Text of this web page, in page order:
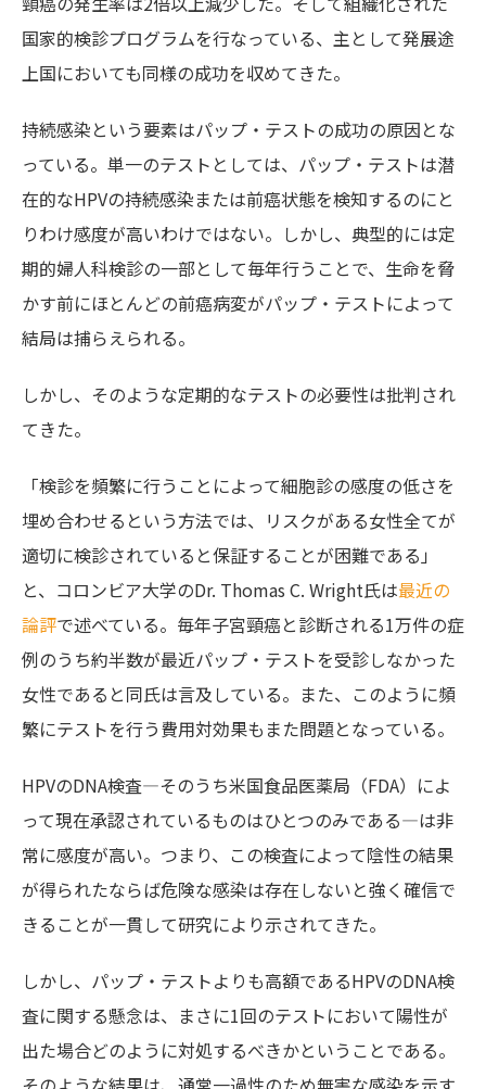
国家的検診プログラムを行なっている、主として発展途
上国においても同様の成功を収めてきた。
持続感染という要素はパップ・テストの成功の原因とな
っている。単一のテストとしては、パップ・テストは潜
在的なHPVの持続感染または前癌状態を検知するのにと
りわけ感度が高いわけではない。しかし、典型的には定
期的婦人科検診の一部として毎年行うことで、生命を脅
かす前にほとんどの前癌病変がパップ・テストによって
結局は捕らえられる。
しかし、そのような定期的なテストの必要性は批判され
てきた。
「検診を頻繁に行うことによって細胞診の感度の低さを
埋め合わせるという方法では、リスクがある女性全てが
適切に検診されていると保証することが困難である」
と、コロンビア大学のDr. Thomas C. Wright氏は最近の
論評で述べている。毎年子宮頸癌と診断される1万件の症
例のうち約半数が最近パップ・テストを受診しなかった
女性であると同氏は言及している。また、このように頻
繁にテストを行う費用対効果もまた問題となっている。
HPVのDNA検査―そのうち米国食品医薬局（FDA）によ
って現在承認されているものはひとつのみである―は非
常に感度が高い。つまり、この検査によって陰性の結果
が得られたならば危険な感染は存在しないと強く確信で
きることが一貫して研究により示されてきた。
しかし、パップ・テストよりも高額であるHPVのDNA検
査に関する懸念は、まさに1回のテストにおいて陽性が
出た場合どのように対処するべきかということである。